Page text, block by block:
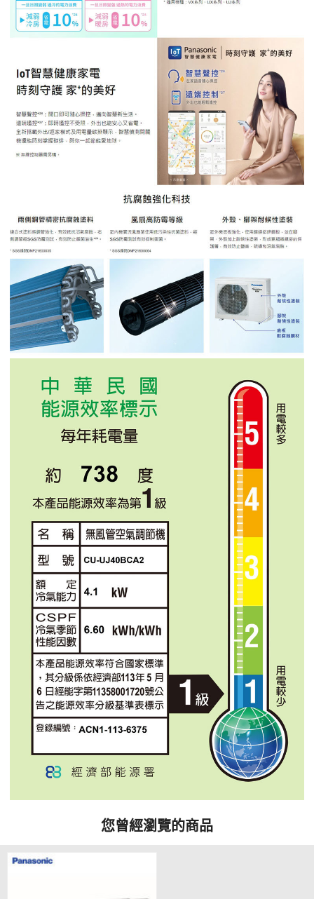
您曾經瀏覽的商品